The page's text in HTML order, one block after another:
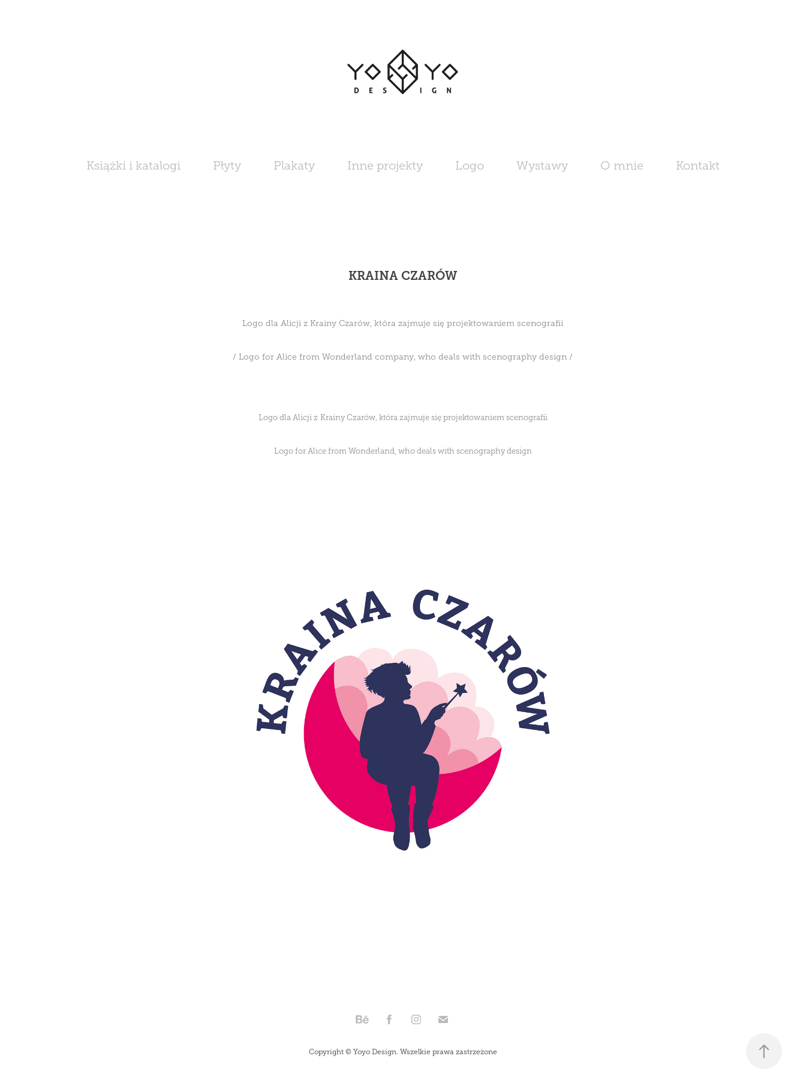
Książki i katalogi Płyty Plakaty Inne projekty Logo Wystawy O mnie Kontakt
KRAINA CZARÓW
Logo dla Alicji z Krainy Czarów, która zajmuje się projektowaniem scenografii
/ Logo for Alice from Wonderland company, who deals with scenography design /
Logo dla Alicji z Krainy Czarów, która zajmuje się projektowaniem scenografii
Logo for Alice from Wonderland, who deals with scenography design
Copyright © Yoyo Design. Wszelkie prawa zastrzeżone